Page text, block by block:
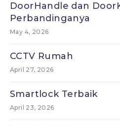
DoorHandle dan
Perbandinganya
May 4, 2026
CCTV Rumah
April 27, 2026
Smartlock Terbaik
April 23, 2026